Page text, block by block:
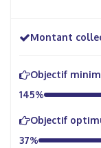
Montant
Objectif
145%
Objectif
37%